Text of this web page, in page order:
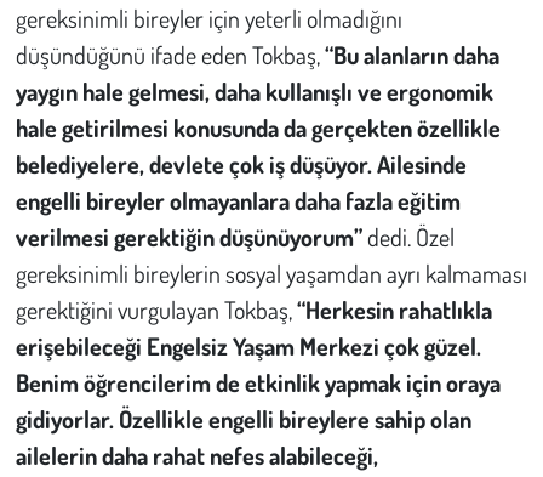
gereksinimli bireyler için yeterli olmadığını
düşündüğünü ifade eden Tokbaş,“Bu alanların daha
yaygın hale gelmesi, daha kullanışlı ve ergonomik
hale getirilmesi konusunda da gerçekten özellikle
belediyelere, devlete çok iş düşüyor. Ailesinde
engelli bireyler olmayanlara daha fazla eğitim
verilmesi gerektiğin düşünüyorum”dedi. Özel
gereksinimli bireylerin sosyal yaşamdan ayrı kalmaması
gerektiğini vurgulayan Tokbaş,“Herkesin rahatlıkla
erişebileceği Engelsiz Yaşam Merkezi çok güzel.
Benim öğrencilerim de etkinlik yapmak için oraya
gidiyorlar. Özellikle engelli bireylere sahip olan
ailelerin daha rahat nefes alabileceği,